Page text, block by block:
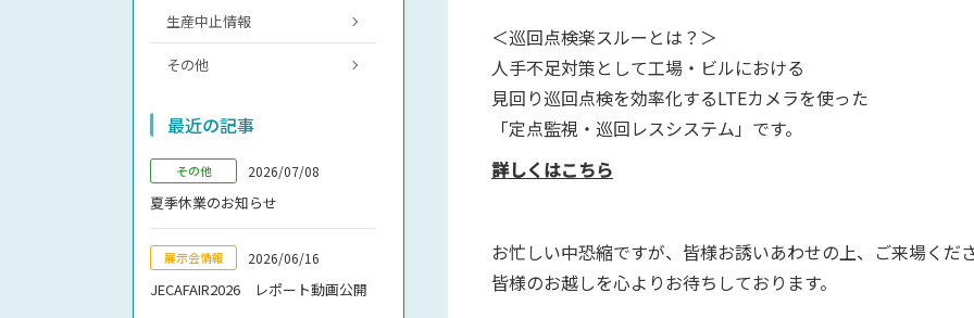
＜巡回点検楽スルーとは？＞
人手不足対策として工場・ビルにおける
見回り巡回点検を効率化するLTEカメラを使った
「定点監視・巡回レスシステム」です。
詳しくはこちら
お忙しい中恐縮ですが、皆様お誘いあわせの上、ご来場くだ
皆様のお越しを心よりお待ちしております。
生産中止情報
その他
最近の記事
その他 2026/07/08
夏季休業のお知らせ
展示会情報 2026/06/16
JECAFAIR2026 レポート動画公開